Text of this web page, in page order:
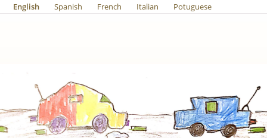
English Spanish French Italian Potuguese